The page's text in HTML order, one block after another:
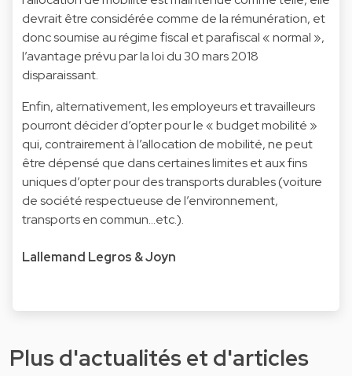
devrait être considérée comme de la rémunération, et
donc soumise au régime fiscal et parafiscal « normal »,
l’avantage prévu par la loi du 30 mars 2018
disparaissant.
Enfin, alternativement, les employeurs et travailleurs
pourront décider d’opter pour le « budget mobilité »
qui, contrairement à l’allocation de mobilité, ne peut
être dépensé que dans certaines limites et aux fins
uniques d’opter pour des transports durables (voiture
de société respectueuse de l’environnement,
transports en commun…etc.).
Lallemand Legros & Joyn
Plus d'actualités et d'articles